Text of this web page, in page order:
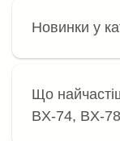
Новинки у
Що
BX-74, BX-78